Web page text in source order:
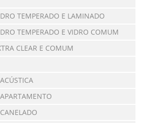
TEMPERADO E LAMINADO
TEMPERADO E VIDRO COMUM
CLEAR E COMUM